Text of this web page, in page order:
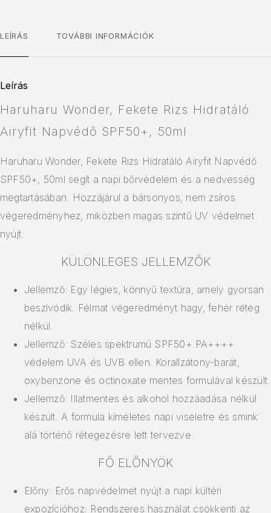
LEÍRÁS TOVÁBBI INFORMÁCIÓK
Leírás
Haruharu Wonder, Fekete Rizs Hidratáló
Airyfit Napvédő SPF50+, 50ml
Haruharu Wonder, Fekete Rizs Hidratáló Airyfit Napvédő
SPF50+, 50ml segít a napi bőrvédelem és a nedvesség
megtartásában. Hozzájárul a bársonyos, nem zsíros
végeredményhez, miközben magas szintű UV védelmet
nyújt.
KÜLÖNLEGES JELLEMZŐK
Jellemző: Egy légies, könnyű textúra, amely gyorsan
beszívódik. Félmat végeredményt hagy, fehér réteg
nélkül.
Jellemző: Széles spektrumú SPF50+ PA++++
védelem UVA és UVB ellen. Korallzátony-barát,
oxybenzone és octinoxate mentes formulával készült.
Jellemző: Illatmentes és alkohol hozzáadása nélkül
készült. A formula kíméletes napi viseletre és smink
alá történő rétegezésre lett tervezve.
FŐ ELŐNYÖK
Előny: Erős napvédelmet nyújt a napi kültéri
expozícióhoz. Rendszeres használat csökkenti az